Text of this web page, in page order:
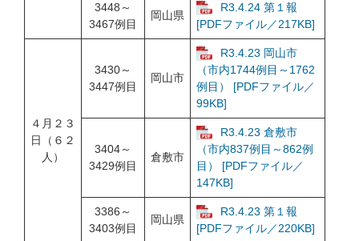
3448～
3467例目
岡山県
R3.4.24 第１報
[PDFファイル／217KB]
４月２３
日（６２
人）
3430～
3447例目
岡山市
R3.4.23 岡山市
（市内1744例目～1762
例目） [PDFファイル／
99KB]
3404～
3429例目
倉敷市
R3.4.23 倉敷市
（市内837例目～862例
目） [PDFファイル／
147KB]
3386～
3403例目
岡山県
R3.4.23 第１報
[PDFファイル／220KB]